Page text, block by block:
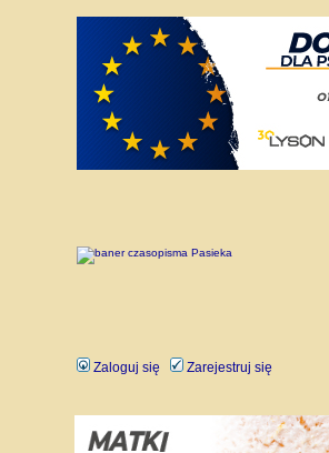
Zaloguj się Zarejestruj się